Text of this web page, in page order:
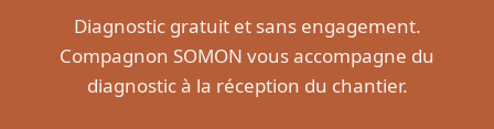
Diagnostic gratuit et sans engagement.
Compagnon SOMON vous accompagne du
diagnostic à la réception du chantier.